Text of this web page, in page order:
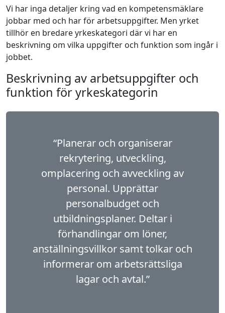
Vi har inga detaljer kring vad en kompetensmäklare
jobbar med och har för arbetsuppgifter. Men yrket
tillhör en bredare yrkeskategori där vi har en
beskrivning om vilka uppgifter och funktion som ingår i
jobbet.
Beskrivning av arbetsuppgifter och
funktion för yrkeskategorin
“Planerar och organiserar
rekrytering, utveckling,
omplacering och avveckling av
personal. Upprättar
personalbudget och
utbildningsplaner. Deltar i
förhandlingar om löner,
anställningsvillkor samt tolkar och
informerar om arbetsrättsliga
lagar och avtal.”